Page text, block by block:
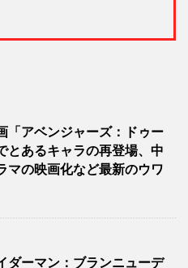
「アベンジャーズ：ドゥー
とあるキャラの再登場、中
マの映画化など最新のウワ
ダーマン：ブランニューデ